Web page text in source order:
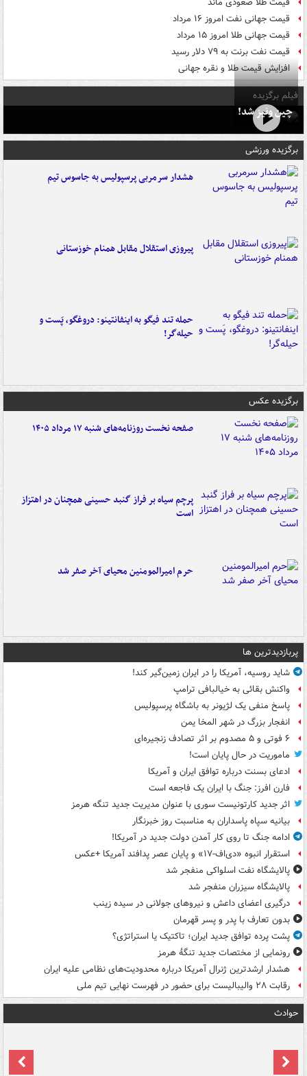
قیمت جهانی نفت امروز ۱۶ مرداد
قیمت جهانی طلا امروز ۱۵ مرداد
قیمت نفت برنت به ۷۹ دلار رسید
افزایش قیمت طلا و نقره جهانی
فیلم برگزیده
چین ونیز شد!
برگزیده ورزشی
هشدار سرمربی پرسپولیس به جاسوس تیم
پیروزی استقلال مقابل همنام خوزستانی
حمله تند فیگو به اینفانتینو: دروغگو، پَست‌ و
حیله‌گر!
برگزیده عکس
صفحه نخست روزنامه‌های شنبه ۱۷ مرداد ۱۴۰۵
پرچم سیاه بر فراز گنبد حسینی همچنان در اهتزاز
است
حرم امیرالمومنین محیای آخر صفر شد
پربازدیدترین ها
شاید روسیه، آمریکا را در ایران زمین‌گیر کند!
واکنش بقائی به خیالبافی ترامپ
پاسخ منفی یک لژیونر به باشگاه پرسپولیس
انفجار بزرگ در شهر المخا یمن
۶ فوتی و ۵ مصدوم بر اثر تصادف زنجیره‌ای
ماموریت در حال پایان است!
ادعای بسنت درباره توافق ایران و آمریکا
فارن افرز: جنگ با ایران یک فاجعه است
اثر جدید کارتونیست سوری با عنوان مدیریت جدید تنگه هرمز
بیانیه سپاه پاسداران به مناسبت روز خبرنگار
ادامه جنگ تا روی کار آمدن دولت جدید در آمریکا!
استقرار انبوه «دی‌اف‑۱۷» و پایان عصر پدافند آمریکا +عکس
پالایشگاه نفت اسلواکی منفجر شد
پالایشگاه سیزران منفجر شد
درگیری اعضای داعش و نیروهای جولانی در سیده زینب
بدون تعارف با پدر و پسر قهرمان
پشت پرده توافق جدید ایران؛ تاکتیک یا استراتژی؟
رونمایی از مختصات جدید تنگۀ هرمز
هشدار ارشدترین ژنرال آمریکا درباره محدودیت‌های نظامی علیه ایران
رقابت ۲۸ والیبالیست برای حضور در فهرست نهایی تیم ملی
حوادث